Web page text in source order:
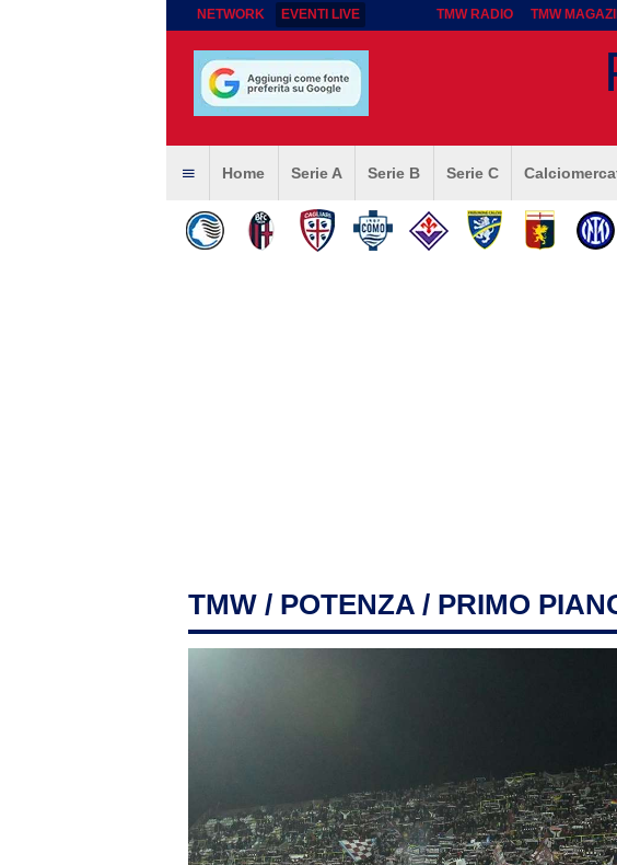
NETWORK EVENTI LIVE TMW RADIO TMW
Home Serie A Serie B Serie C
TMW / POTENZA / PRIMO